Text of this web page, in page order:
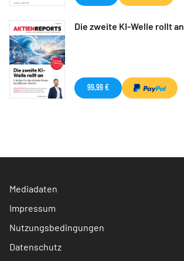
Die zweite KI-Welle rollt an
99,99 €
Mediadaten
Impressum
Nutzungsbedingungen
Datenschutz